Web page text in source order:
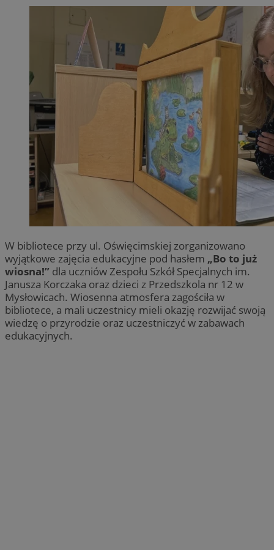
W bibliotece przy ul. Oświęcimskiej zorganizowano
wyjątkowe zajęcia edukacyjne pod hasłem „Bo to już
wiosna!” dla uczniów Zespołu Szkół Specjalnych im.
Janusza Korczaka oraz dzieci z Przedszkola nr 12 w
Mysłowicach. Wiosenna atmosfera zagościła w
bibliotece, a mali uczestnicy mieli okazję rozwijać swoją
wiedzę o przyrodzie oraz uczestniczyć w zabawach
edukacyjnych.